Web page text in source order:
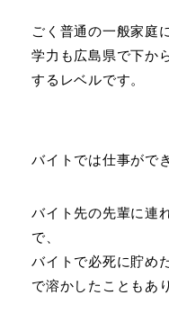
ごく普通の一般家庭
学力も広島県で下か
するレベルです。
バイトでは仕事がで
バイト先の先輩に連
で、
バイトで必死に貯め
で溶かしたこともあ